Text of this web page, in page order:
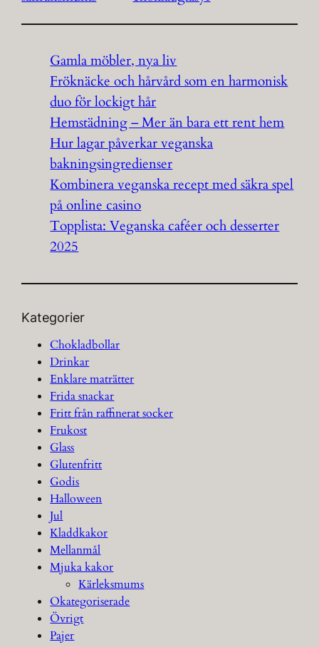
Gamla möbler, nya liv
Fröknäcke och hårvård som en harmonisk
duo för lockigt hår
Hemstädning – Mer än bara ett rent hem
Hur lagar påverkar veganska
bakningsingredienser
Kombinera veganska recept med säkra spel
på online casino
Topplista: Veganska caféer och desserter
2025
Kategorier
Chokladbollar
Drinkar
Enklare maträtter
Frida snackar
Fritt från raffinerat socker
Frukost
Glass
Glutenfritt
Godis
Halloween
Jul
Kladdkakor
Mellanmål
Mjuka kakor
Kärleksmums
Okategoriserade
Övrigt
Pajer